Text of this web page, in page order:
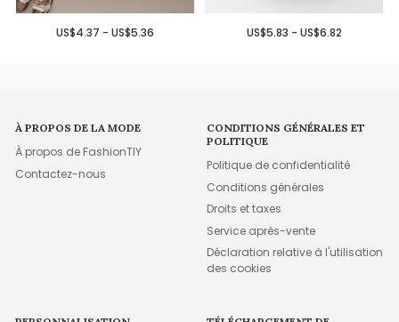
US$4.37 - US$5.36 US$5.83 - US$6.82
À PROPOS DE LA MODE
À propos de FashionTIY
Contactez-nous
CONDITIONS GÉNÉRALES ET
POLITIQUE
Politique de confidentialité
Conditions générales
Droits et taxes
Service après-vente
Déclaration relative à l'utilisation
des cookies